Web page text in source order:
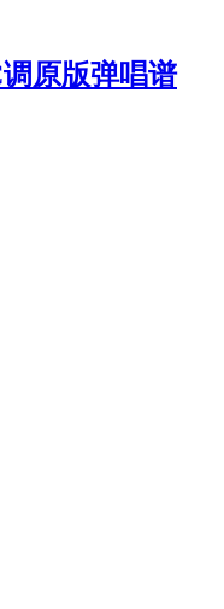
原版弹唱谱